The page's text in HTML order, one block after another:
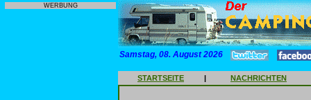
WERBUNG
Samstag, 08. August 2026
STARTSEITE | NACHRICHTEN